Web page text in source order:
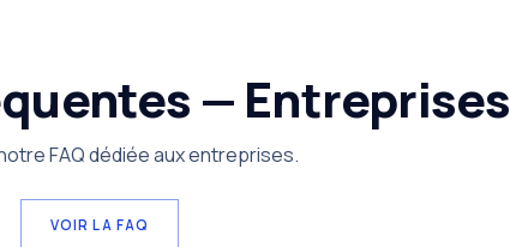
— Entreprises
FAQ dédiée aux entreprises.
VOIR LA FAQ